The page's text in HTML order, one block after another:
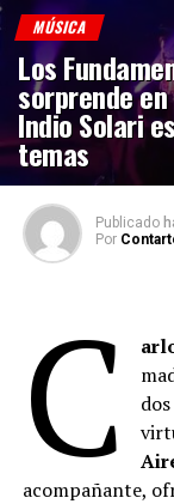
MÚSICA
Los
sorprende
Indio Solari
temas
Publicado
Por
C
acompañante,